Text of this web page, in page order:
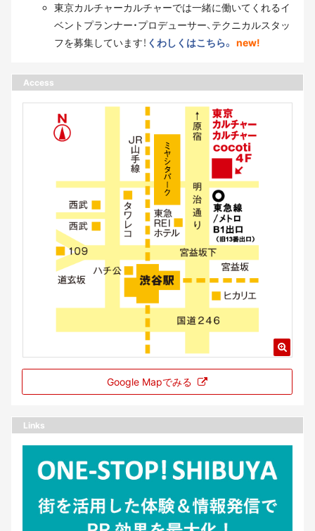
東京カルチャーカルチャーでは一緒に働いてくれるイ
ベントプランナー・プロデューサー、テクニカルスタッ
フを募集しています！ くわしくはこちら。 new!
Access
Google Mapでみる
Links